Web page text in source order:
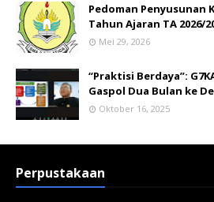
Pedoman Penyusunan
Tahun Ajaran TA 2026/
Mei 29, 2026
“Praktisi Berdaya”:
Gaspol Dua Bulan ke
Oktober 16, 2025
Perpustakaan